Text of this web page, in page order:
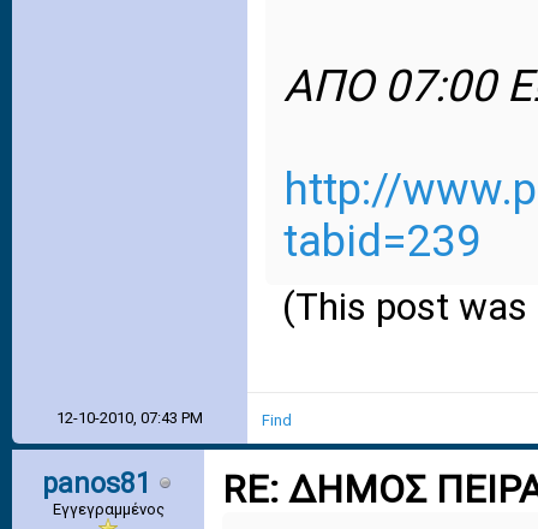
ΑΠΟ 07:00
http://
tabid=239
(This post
12-10-2010, 07:43 PM Find
panos81
Εγγεγραμμένος RE: ΔΗΜΟΣ